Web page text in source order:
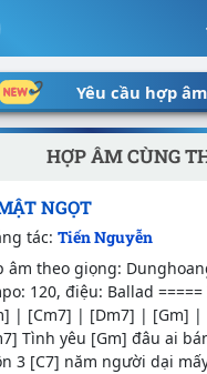
Yêu cầu hợp
HỢP ÂM CÙNG
NGỌT
tác:Tiến Nguyễn
âm theo giọng:
120, điệu: Ballad
| [Cm7] | [Dm7] | [Gm] |
Tình yêu [Gm] đâu ai
3 [C7] năm người dại